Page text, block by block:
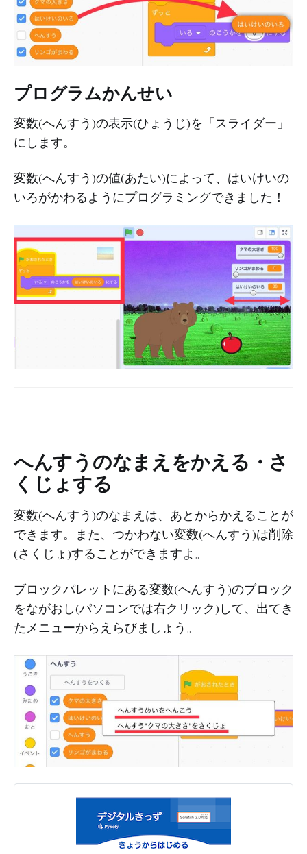
プログラムかんせい
変数(へんすう)の表示(ひょうじ)を「スライダー」
にします。
変数(へんすう)の値(あたい)によって、はいけいの
いろがかわるようにプログラミングできました！
へんすうのなまえをかえる・さ
くじょする
変数(へんすう)のなまえは、あとからかえることが
できます。また、つかわない変数(へんすう)は削除
(さくじょ)することができますよ。
ブロックパレットにある変数(へんすう)のブロック
をながおし(パソコンでは右クリック)して、出てき
たメニューからえらびましょう。